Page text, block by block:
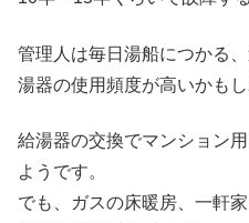
管理人は毎日湯船につかる
湯器の使用頻度が高いかもし
給湯器の交換でマンション
ようです。
でも、ガスの床暖房、一軒